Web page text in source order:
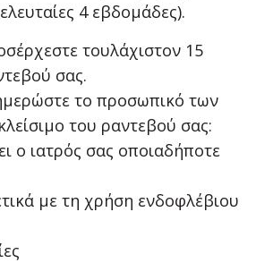
4 εβδομάδες).
τουλάχιστον 15
σας.
το προσωπικό των
του ραντεβού σας:
ο ιατρός σας οποιαδήποτε
με τη χρήση ενδοφλέβιου